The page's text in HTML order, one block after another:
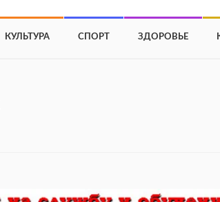
КУЛЬТУРА СПОРТ ЗДОРОВЬЕ